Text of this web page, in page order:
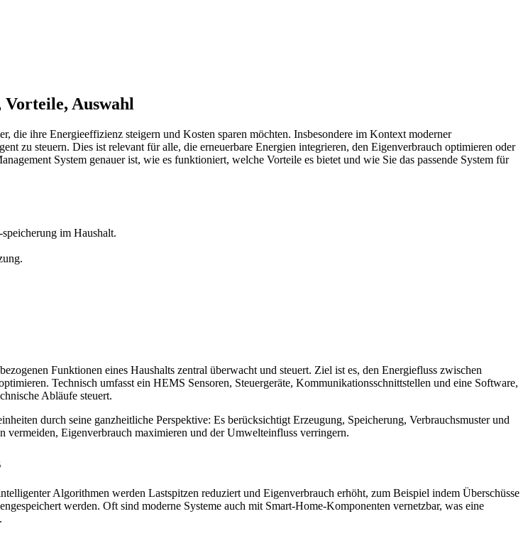
Auswahl
die ihre Energieeffizienz steigern und Kosten sparen möchten. Insbesondere im Kontext moderner
zu steuern. Dies ist relevant für alle, die erneuerbare Energien integrieren, den Eigenverbrauch optimieren oder
System genauer ist, wie es funktioniert, welche Vorteile es bietet und wie Sie das passende System für
im Haushalt.
Funktionen eines Haushalts zentral überwacht und steuert. Ziel ist es, den Energiefluss zwischen
Technisch umfasst ein HEMS Sensoren, Steuergeräte, Kommunikationsschnittstellen und eine Software,
Abläufe steuert.
durch seine ganzheitliche Perspektive: Es berücksichtigt Erzeugung, Speicherung, Verbrauchsmuster und
vermeiden, Eigenverbrauch maximieren und der Umwelteinfluss verringern.
Algorithmen werden Lastspitzen reduziert und Eigenverbrauch erhöht, zum Beispiel indem Überschüsse
werden. Oft sind moderne Systeme auch mit Smart-Home-Komponenten vernetzbar, was eine